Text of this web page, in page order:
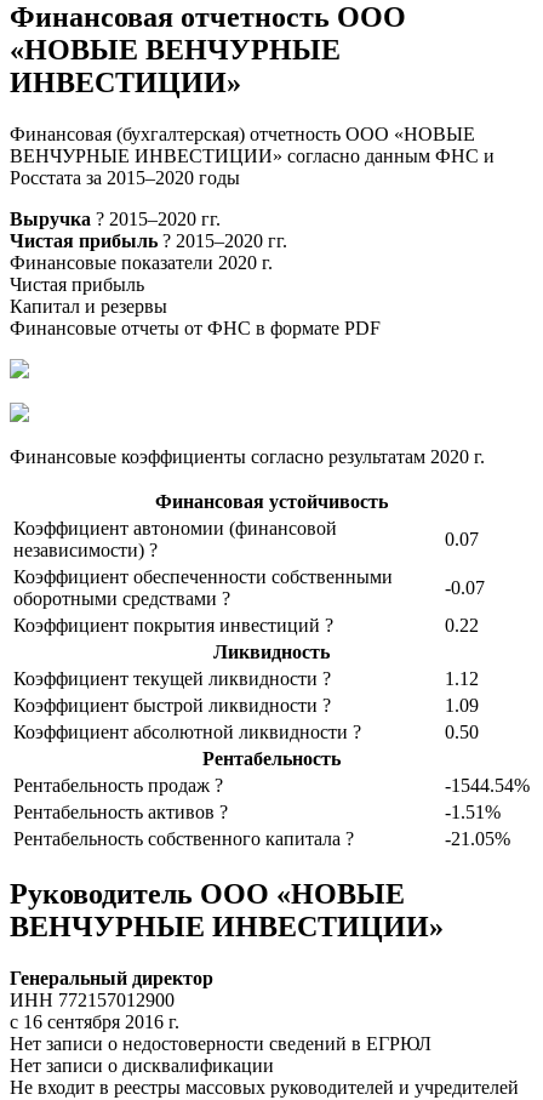
Финансовая отчетность ООО
«НОВЫЕ ВЕНЧУРНЫЕ
ИНВЕСТИЦИИ»
Финансовая (бухгалтерская) отчетность ООО «НОВЫЕ
ВЕНЧУРНЫЕ ИНВЕСТИЦИИ» согласно данным ФНС и
Росстата за 2015–2020 годы
Выручка ? 2015–2020 гг.
Чистая прибыль ? 2015–2020 гг.
Финансовые показатели 2020 г.
Чистая прибыль
Капитал и резервы
Финансовые отчеты от ФНС в формате PDF
Финансовые коэффициенты согласно результатам 2020 г.
Финансовая устойчивость
Коэффициент автономии (финансовой
независимости) ?
0.07
Коэффициент обеспеченности собственными
оборотными средствами ?
-0.07
Коэффициент покрытия инвестиций ?
0.22
Ликвидность
Коэффициент текущей ликвидности ?
1.12
Коэффициент быстрой ликвидности ?
1.09
Коэффициент абсолютной ликвидности ?
0.50
Рентабельность
Рентабельность продаж ?
-1544.54%
Рентабельность активов ?
-1.51%
Рентабельность собственного капитала ?
-21.05%
Руководитель ООО «НОВЫЕ
ВЕНЧУРНЫЕ ИНВЕСТИЦИИ»
Генеральный директор
ИНН 772157012900
с 16 сентября 2016 г.
Нет записи о недостоверности сведений в ЕГРЮЛ
Нет записи о дисквалификации
Не входит в реестры массовых руководителей и учредителей